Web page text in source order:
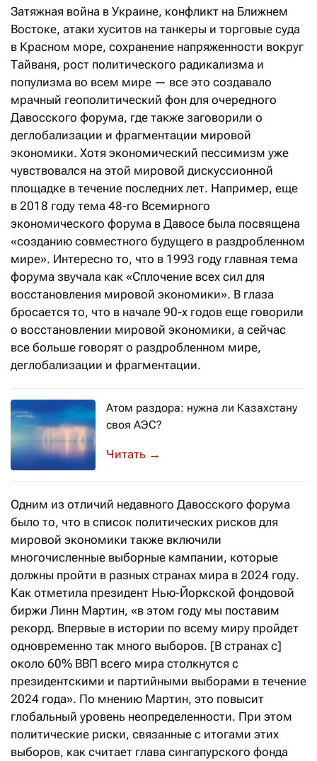
Затяжная война в Украине, конфликт на Ближнем
Востоке, атаки хуситов на танкеры и торговые суда
в Красном море, сохранение напряженности вокруг
Тайваня, рост политического радикализма и
популизма во всем мире — все это создавало
мрачный геополитический фон для очередного
Давосского форума, где также заговорили о
деглобализации и фрагментации мировой
экономики. Хотя экономический пессимизм уже
чувствовался на этой мировой дискуссионной
площадке в течение последних лет. Например, еще
в 2018 году тема 48-го Всемирного
экономического форума в Давосе была посвящена
«созданию совместного будущего в раздробленном
мире». Интересно то, что в 1993 году главная тема
форума звучала как «Сплочение всех сил для
восстановления мировой экономики». В глаза
бросается то, что в начале 90-х годов еще говорили
о восстановлении мировой экономики, а сейчас
все больше говорят о раздробленном мире,
деглобализации и фрагментации.
Атом раздора: нужна ли Казахстану
своя АЭС?
Ни один «прорывной план»
→
Одним из отличий недавного Давосского форума
было то, что в список политических рисков для
мировой экономики также включили
многочисленные выборные кампании, которые
должны пройти в разных странах мира в 2024 году.
Как отметила президент Нью-Йоркской фондовой
биржи Линн Мартин, «в этом году мы поставим
рекорд. Впервые в истории по всему миру пройдет
одновременно так много выборов. [В странах с]
около 60% ВВП всего мира столкнутся с
президентскими и партийными выборами в течение
2024 года». По мнению Мартин, это повысит
глобальный уровень неопределенности. При этом
политические риски, связанные с итогами этих
выборов, как считает глава сингапурского фонда